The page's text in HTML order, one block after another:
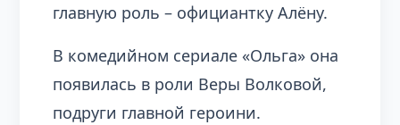
главную роль – официантку Алёну.
В комедийном сериале «Ольга» она
появилась в роли Веры Волковой,
подруги главной героини.